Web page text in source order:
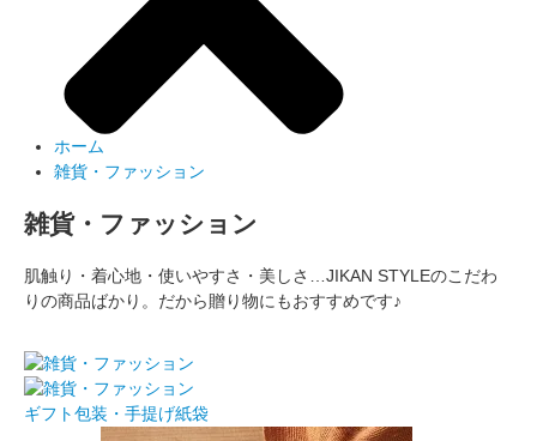
ホーム
雑貨・ファッション
雑貨・ファッション
肌触り・着心地・使いやすさ・美しさ…JIKAN STYLEのこだわ
りの商品ばかり。だから贈り物にもおすすめです♪
ギフト包装・手提げ紙袋